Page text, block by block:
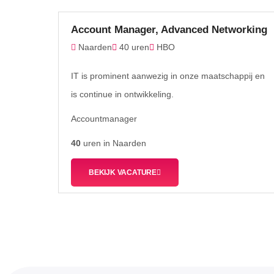
Account Manager, Advanced Networking
Naarden 40 uren HBO
IT is prominent aanwezig in onze maatschappij en
is continue in ontwikkeling.
Accountmanager
40 uren in Naarden
BEKIJK VACATURE